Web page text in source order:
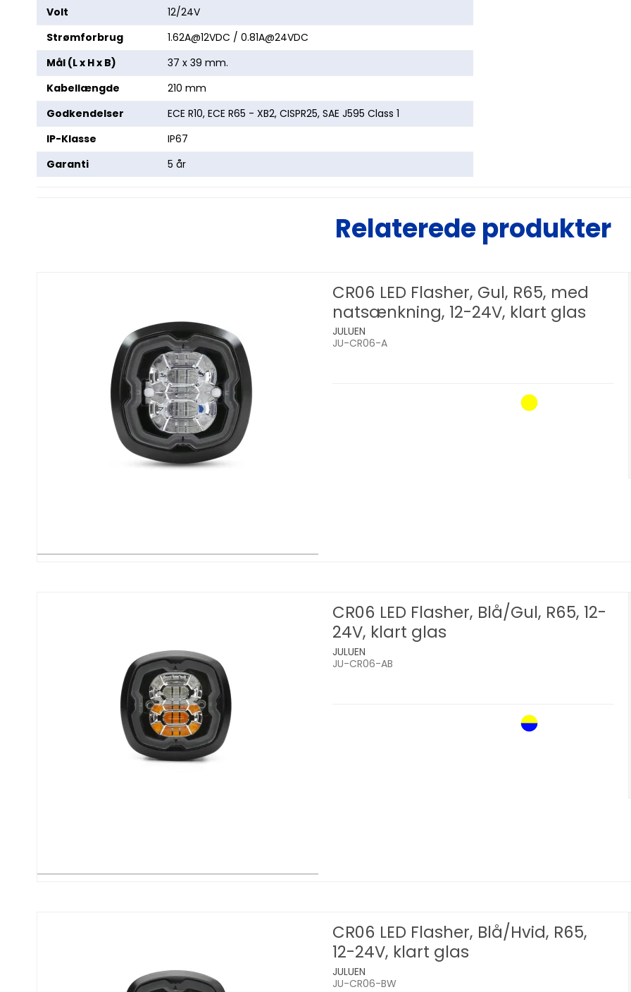
Volt
12/24V
Strømforbrug
1.62A@12VDC / 0.81A@24VDC
Mål (L x H x B)
37 x 39 mm.
Kabellængde
210 mm
Godkendelser
ECE R10, ECE R65 - XB2, CISPR25, SAE J595 Class 1
IP-Klasse
IP67
Garanti
5 år
Relaterede produkter
CR06 LED Flasher, Gul, R65, med
natsænkning, 12-24V, klart glas
JULUEN
JU-CR06-A
CR06 LED Flasher, Blå/Gul, R65, 12-
24V, klart glas
JULUEN
JU-CR06-AB
CR06 LED Flasher, Blå/Hvid, R65,
12-24V, klart glas
JULUEN
JU-CR06-BW